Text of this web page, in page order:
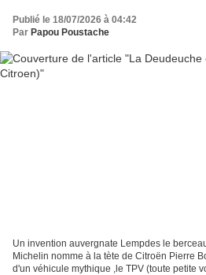
Publié le 18/07/2026 à 04:42
Par Papou Poustache
Un invention auvergnate Lempdes le
Michelin nomme à la tète de Citroën Pierre
d'un véhicule mythique ,le TPV (toute petite